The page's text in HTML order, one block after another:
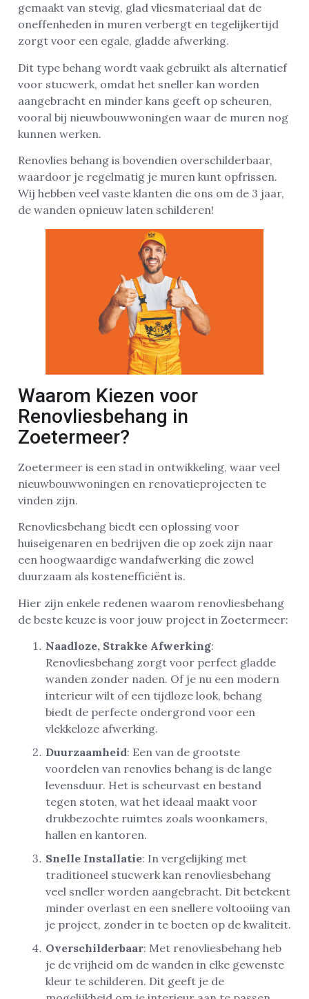
gemaakt van stevig, glad vliesmateriaal dat de
oneffenheden in muren verbergt en tegelijkertijd
zorgt voor een egale, gladde afwerking.
Dit type behang wordt vaak gebruikt als alternatief
voor stucwerk, omdat het sneller kan worden
aangebracht en minder kans geeft op scheuren,
vooral bij nieuwbouwwoningen waar de muren nog
kunnen werken.
Renovlies behang is bovendien overschilderbaar,
waardoor je regelmatig je muren kunt opfrissen.
Wij hebben veel vaste klanten die ons om de 3 jaar,
de wanden opnieuw laten schilderen!
Waarom Kiezen voor
Renovliesbehang in
Zoetermeer?
Zoetermeer is een stad in ontwikkeling, waar veel
nieuwbouwwoningen en renovatieprojecten te
vinden zijn.
Renovliesbehang biedt een oplossing voor
huiseigenaren en bedrijven die op zoek zijn naar
een hoogwaardige wandafwerking die zowel
duurzaam als kostenefficiënt is.
Hier zijn enkele redenen waarom renovliesbehang
de beste keuze is voor jouw project in Zoetermeer:
Naadloze, Strakke Afwerking:
Renovliesbehang zorgt voor perfect gladde
wanden zonder naden. Of je nu een modern
interieur wilt of een tijdloze look, behang
biedt de perfecte ondergrond voor een
vlekkeloze afwerking.
Duurzaamheid: Een van de grootste
voordelen van renovlies behang is de lange
levensduur. Het is scheurvast en bestand
tegen stoten, wat het ideaal maakt voor
drukbezochte ruimtes zoals woonkamers,
hallen en kantoren.
Snelle Installatie: In vergelijking met
traditioneel stucwerk kan renovliesbehang
veel sneller worden aangebracht. Dit betekent
minder overlast en een snellere voltooiing van
je project, zonder in te boeten op de kwaliteit.
Overschilderbaar: Met renovliesbehang heb
je de vrijheid om de wanden in elke gewenste
kleur te schilderen. Dit geeft je de